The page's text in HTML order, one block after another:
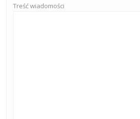
Treść wiadomości